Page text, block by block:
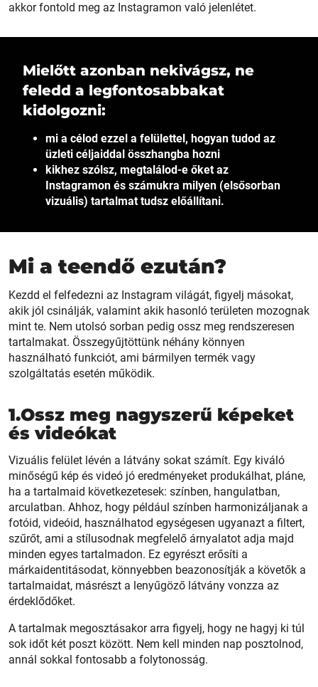
akkor fontold meg az Instagramon való jelenlétet.
Mielőtt azonban nekivágsz, ne
feledd a legfontosabbakat
kidolgozni:
mi a célod ezzel a felülettel, hogyan tudod az
üzleti céljaiddal összhangba hozni
kikhez szólsz, megtalálod-e őket az
Instagramon és számukra milyen (elsősorban
vizuális) tartalmat tudsz előállítani.
Mi a teendő ezután?
Kezdd el felfedezni az Instagram világát, figyelj másokat,
akik jól csinálják, valamint akik hasonló területen mozognak
mint te. Nem utolsó sorban pedig ossz meg rendszeresen
tartalmakat. Összegyűjtöttünk néhány könnyen
használható funkciót, ami bármilyen termék vagy
szolgáltatás esetén működik.
1.Ossz meg nagyszerű képeket
és videókat
Vizuális felület lévén a látvány sokat számít. Egy kiváló
minőségű kép és videó jó eredményeket produkálhat, pláne,
ha a tartalmaid következetesek: színben, hangulatban,
arculatban. Ahhoz, hogy például színben harmonizáljanak a
fotóid, videóid, használhatod egységesen ugyanazt a filtert,
szűrőt, ami a stílusodnak megfelelő árnyalatot adja majd
minden egyes tartalmadon. Ez egyrészt erősíti a
márkaidentitásodat, könnyebben beazonosítják a követők a
tartalmaidat, másrészt a lenyűgöző látvány vonzza az
érdeklődőket.
A tartalmak megosztásakor arra figyelj, hogy ne hagyj ki túl
sok időt két poszt között. Nem kell minden nap posztolnod,
annál sokkal fontosabb a folytonosság.